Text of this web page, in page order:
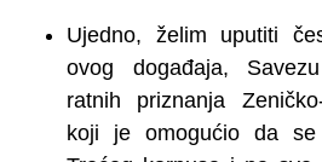
Ujedno, želim uputiti
ovog događaja,
ratnih priznanja
koji je omogućio da